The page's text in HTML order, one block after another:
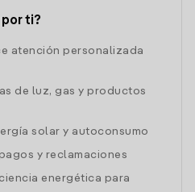
ti?
atención personalizada
de luz, gas y productos
solar y autoconsumo
y reclamaciones
energética para